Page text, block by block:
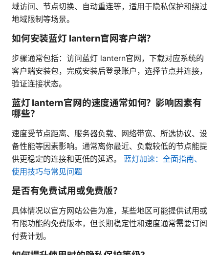
域访问、节点切换、自动重连等，适用于隐私保护和绕过
地域限制等场景。
如何安装蓝灯 lantern官网客户端？
步骤通常包括：访问蓝灯 lantern官网，下载对应系统的
客户端安装包，完成安装后登录账户，选择节点并连接，
验证连接状态。
蓝灯 lantern官网的速度通常如何？影响因素有
哪些？
速度受节点距离、服务器负载、网络带宽、所选协议、设
备性能等因素影响。通常离你最近、负载较低的节点能提
供更稳定的连接和更低的延迟。 蓝灯加速：全面指南、
使用技巧与常见问题
是否有免费试用或免费版？
具体情况以官方网站公告为准，某些地区可能提供试用或
有限功能的免费版本，但长期稳定性和速度通常需要订阅
付费计划。